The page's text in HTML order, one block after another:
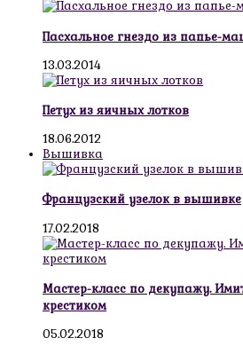
Пасхальное гнездо из папье-
13.03.2014
Петух из яичных лотков
18.06.2012
Вышивка
Французский узелок в вышивке
17.02.2018
Мастер-класс по декупажу.
крестиком
05.02.2018